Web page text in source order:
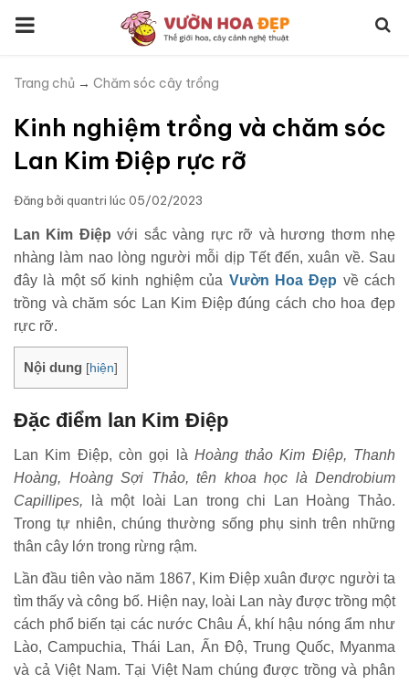
Trang chủ → Chăm sóc cây trồng
Kinh nghiệm trồng và chăm sóc
Lan Kim Điệp rực rỡ
Đăng bởi quantri lúc 05/02/2023
Lan Kim Điệp với sắc vàng rực rỡ và hương thơm nhẹ
nhàng làm nao lòng người mỗi dịp Tết đến, xuân về. Sau
đây là một số kinh nghiệm của Vườn Hoa Đẹp về cách
trồng và chăm sóc Lan Kim Điệp đúng cách cho hoa đẹp
rực rỡ.
Nội dung [hiện]
Đặc điểm lan Kim Điệp
Lan Kim Điệp, còn gọi là Hoàng thảo Kim Điệp, Thanh
Hoàng, Hoàng Sợi Thảo, tên khoa học là Dendrobium
Capillipes,
là một loài Lan trong chi Lan Hoàng Thảo.
Trong tự nhiên, chúng thường sống phụ sinh trên những
thân cây lớn trong rừng rậm.
Lần đầu tiên vào năm 1867, Kim Điệp xuân được người ta
tìm thấy và công bố. Hiện nay, loài Lan này được trồng một
cách phổ biến tại các nước Châu Á, khí hậu nóng ẩm như
Lào, Campuchia, Thái Lan, Ấn Độ, Trung Quốc, Myanma
và cả Việt Nam. Tại Việt Nam chúng được trồng và phân